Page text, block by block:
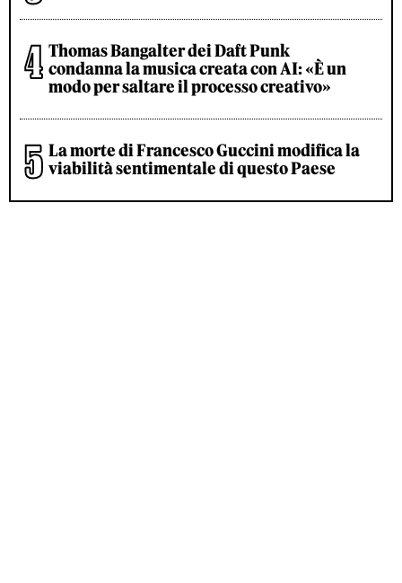
Thomas Bangalter dei Daft Punk
condanna la musica creata con AI: «È un
modo per saltare il processo creativo»
La morte di Francesco Guccini modifica la
viabilità sentimentale di questo Paese